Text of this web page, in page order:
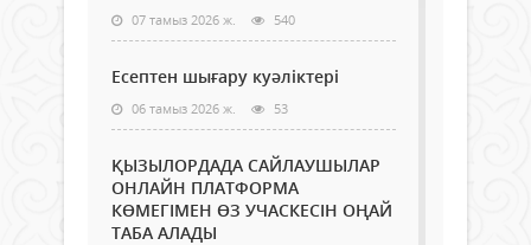
07 тамыз 2026 ж. 540
Есептен шығару куәліктері
06 тамыз 2026 ж. 53
ҚЫЗЫЛОРДАДА САЙЛАУШЫЛАР
ОНЛАЙН ПЛАТФОРМА
КӨМЕГІМЕН ӨЗ УЧАСКЕСІН ОҢАЙ
ТАБА АЛАДЫ